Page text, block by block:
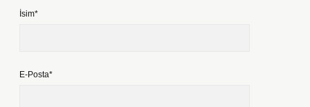
İsim*
E-Posta*